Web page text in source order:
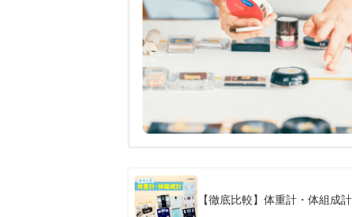
【徹底比較】体重計・体組成